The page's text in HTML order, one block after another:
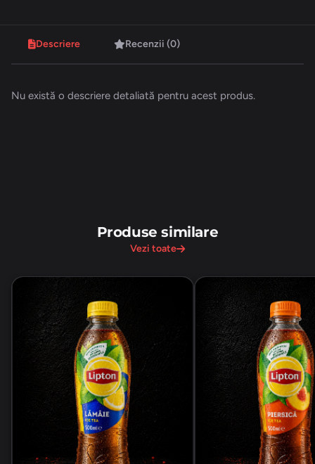
Descriere Recenzii (0)
Nu există o descriere detaliată pentru acest produs.
Produse similare
Vezi toate